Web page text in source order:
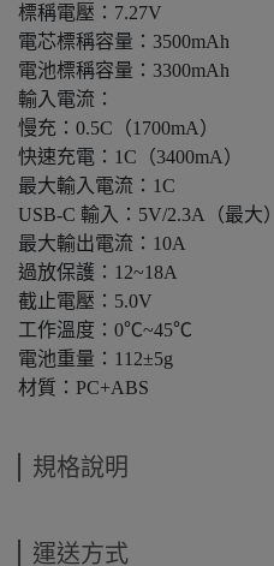
標稱電壓：7.27V
電芯標稱容量：3500mAh
電池標稱容量：3300mAh
輸入電流：
慢充：0.5C（1700mA）
快速充電：1C（3400mA）
最大輸入電流：1C
USB-C 輸入：5V/2.3A（最大）
最大輸出電流：10A
過放保護：12~18A
截止電壓：5.0V
工作溫度：0℃~45℃
電池重量：112±5g
材質：PC+ABS
規格說明
運送方式